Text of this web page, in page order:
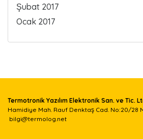
Şubat 2017
Ocak 2017
Termotronik Yazılım Elektronik San. ve Tic.
Hamidiye Mah. Rauf Denktaş Cad. No:20/28
bilgi@termolog.net